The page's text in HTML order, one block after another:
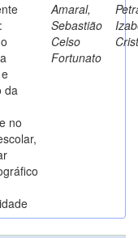
da
no
Amaral,
Sebastião
Celso
Fortunato